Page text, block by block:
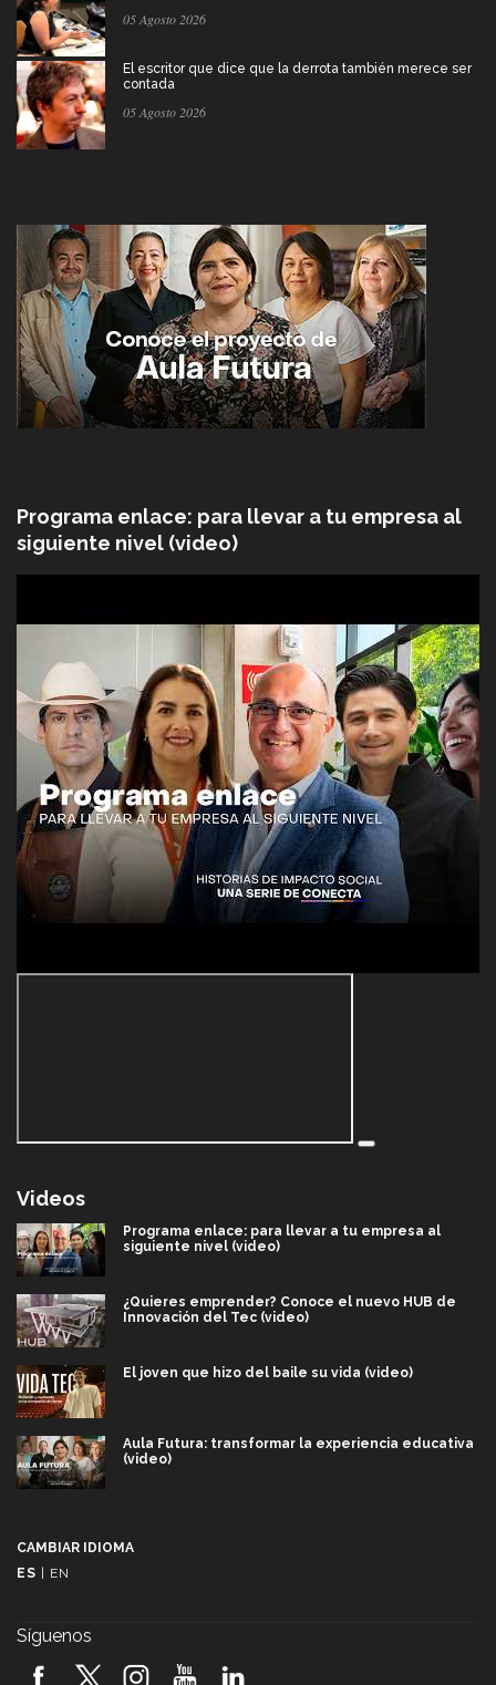
05 Agosto 2026
El escritor que dice que la derrota también merece ser
contada
05 Agosto 2026
Programa enlace: para llevar a tu empresa al
siguiente nivel (video)
Videos
Programa enlace: para llevar a tu empresa al
siguiente nivel (video)
¿Quieres emprender? Conoce el nuevo HUB de
Innovación del Tec (video)
El joven que hizo del baile su vida (video)
Aula Futura: transformar la experiencia educativa
(video)
2026! (video)
CAMBIAR IDIOMA
ES | EN
Síguenos